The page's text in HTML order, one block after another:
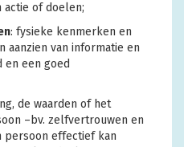
actie of doelen;
: fysieke kenmerken en
aanzien van informatie en
en een goed
de waarden of het
–bv. zelfvertrouwen en
persoon effectief kan